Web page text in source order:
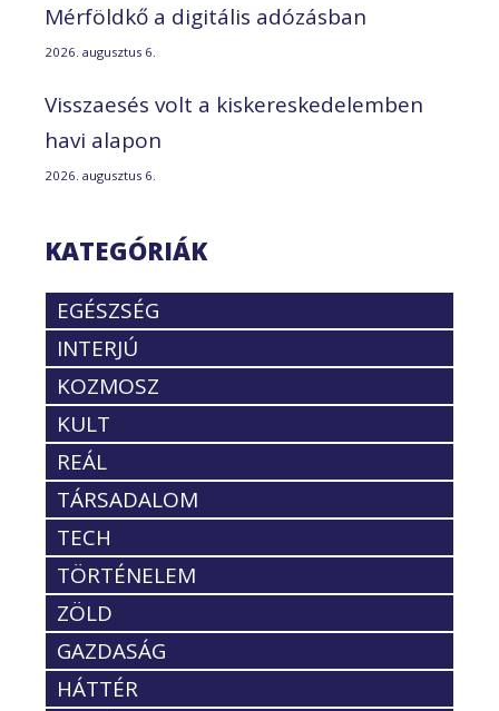
Mérföldkő a digitális adózásban
2026. augusztus 6.
Visszaesés volt a kiskereskedelemben
havi alapon
2026. augusztus 6.
KATEGÓRIÁK
EGÉSZSÉG
INTERJÚ
KOZMOSZ
KULT
REÁL
TÁRSADALOM
TECH
TÖRTÉNELEM
ZÖLD
GAZDASÁG
HÁTTÉR